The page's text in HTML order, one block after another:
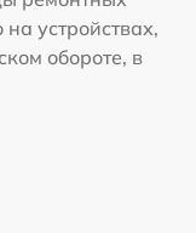
устройствах,
обороте, в